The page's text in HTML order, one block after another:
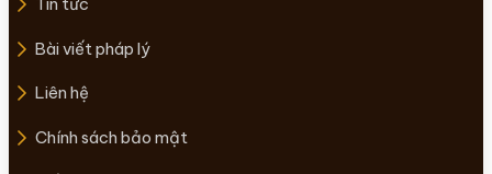
Bài viết pháp lý
Liên hệ
Chính sách bảo mật